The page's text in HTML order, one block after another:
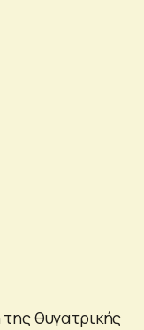
θυγατρικής